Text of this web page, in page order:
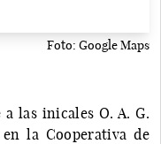
Foto: Google Maps
las inicales O. A. G.
la Cooperativa de